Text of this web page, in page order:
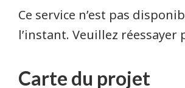
Ce service n’est pas
l’instant. Veuillez réessayer
Carte du projet